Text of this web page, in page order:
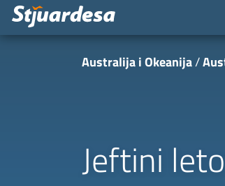
Australija i Okeanija
Jeftini